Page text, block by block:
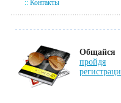
:: Контакты
Общайся
пройдя